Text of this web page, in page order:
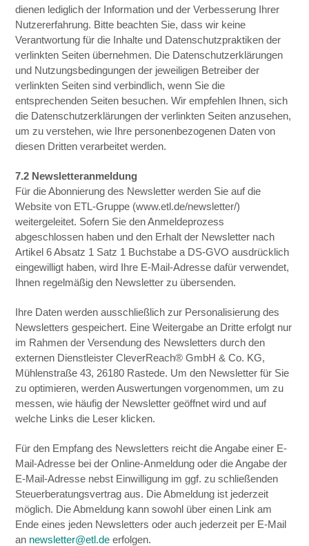
dienen lediglich der Information und der Verbesserung Ihrer
Nutzererfahrung. Bitte beachten Sie, dass wir keine
Verantwortung für die Inhalte und Datenschutzpraktiken der
verlinkten Seiten übernehmen. Die Datenschutzerklärungen
und Nutzungsbedingungen der jeweiligen Betreiber der
verlinkten Seiten sind verbindlich, wenn Sie die
entsprechenden Seiten besuchen. Wir empfehlen Ihnen, sich
die Datenschutzerklärungen der verlinkten Seiten anzusehen,
um zu verstehen, wie Ihre personenbezogenen Daten von
diesen Dritten verarbeitet werden.
7.2 Newsletteranmeldung
Für die Abonnierung des Newsletter werden Sie auf die
Website von ETL-Gruppe (www.etl.de/newsletter/)
weitergeleitet. Sofern Sie den Anmeldeprozess
abgeschlossen haben und den Erhalt der Newsletter nach
Artikel 6 Absatz 1 Satz 1 Buchstabe a DS-GVO ausdrücklich
eingewilligt haben, wird Ihre E-Mail-Adresse dafür verwendet,
Ihnen regelmäßig den Newsletter zu übersenden.
Ihre Daten werden ausschließlich zur Personalisierung des
Newsletters gespeichert. Eine Weitergabe an Dritte erfolgt nur
im Rahmen der Versendung des Newsletters durch den
externen Dienstleister CleverReach® GmbH & Co. KG,
Mühlenstraße 43, 26180 Rastede. Um den Newsletter für Sie
zu optimieren, werden Auswertungen vorgenommen, um zu
messen, wie häufig der Newsletter geöffnet wird und auf
welche Links die Leser klicken.
Für den Empfang des Newsletters reicht die Angabe einer E-
Mail-Adresse bei der Online-Anmeldung oder die Angabe der
E-Mail-Adresse nebst Einwilligung im ggf. zu schließenden
Steuerberatungsvertrag aus. Die Abmeldung ist jederzeit
möglich. Die Abmeldung kann sowohl über einen Link am
Ende eines jeden Newsletters oder auch jederzeit per E-Mail
an newsletter@etl.de erfolgen.